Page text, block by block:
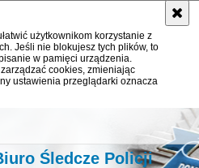
użytkownikom korzystanie z
Jeśli nie blokujesz tych plików, to
w pamięci urządzenia.
cookies, zmieniając
ustawienia przeglądarki oznacza
Śledcze Policji